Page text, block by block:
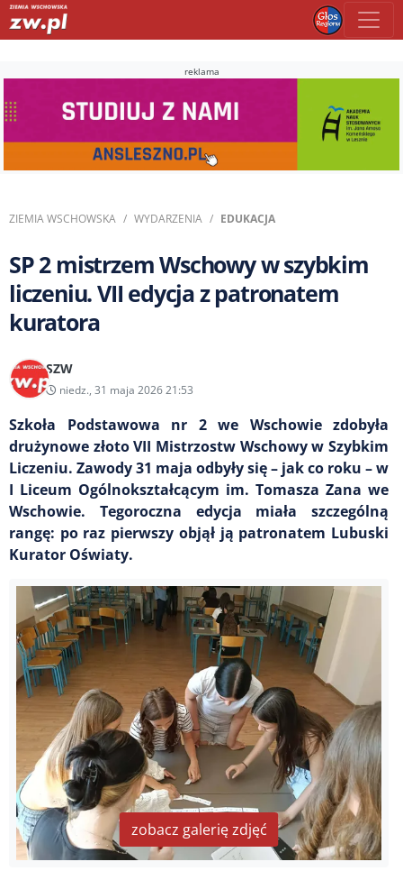
reklama
ZIEMIA WSCHOWSKA WYDARZENIA EDUKACJA
SP 2 mistrzem Wschowy w szybkim
liczeniu. VII edycja z patronatem
kuratora
SZW
niedz., 31 maja 2026 21:53
Szkoła Podstawowa nr 2 we Wschowie zdobyła
drużynowe złoto VII Mistrzostw Wschowy w Szybkim
Liczeniu. Zawody 31 maja odbyły się – jak co roku – w
I Liceum Ogólnokształcącym im. Tomasza Zana we
Wschowie. Tegoroczna edycja miała szczególną
rangę: po raz pierwszy objął ją patronatem Lubuski
Kurator Oświaty.
zobacz galerię zdjęć